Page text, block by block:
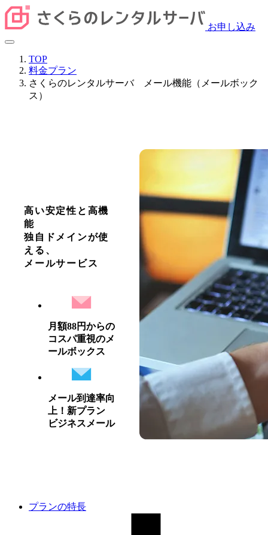
お申し込み
TOP
料金プラン
さくらのレンタルサーバ メール機能（メールボック
ス）
高い安定性と高機
能
独自ドメインが使
える、
メールサービス
月額88円からの
コスパ重視のメ
ールボックス
メール到達率向
上！新プラン
ビジネスメール
プランの特長